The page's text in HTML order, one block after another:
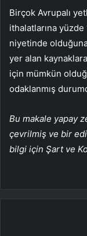
Birçok Avrupalı
ithalatlarına
niyetinde
yer alan
için mümkün
odaklanmış
Bu makale yapay
çevrilmiş ve bir
bilgi için Şart ve